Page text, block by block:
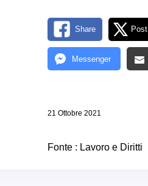
Share Post
Messenger
21 Ottobre 2021
Fonte : Lavoro e Diritti